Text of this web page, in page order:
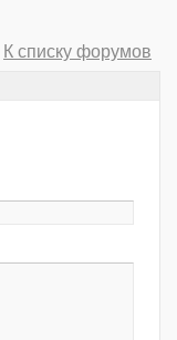
К списку форумов